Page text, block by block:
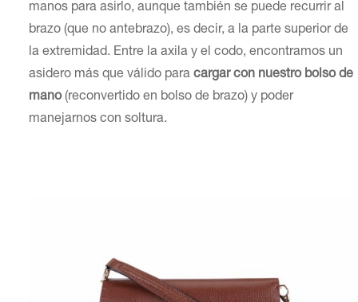
manos para asirlo, aunque también se puede recurrir al
brazo (que no antebrazo), es decir, a la parte superior de
la extremidad. Entre la axila y el codo, encontramos un
asidero más que válido para cargar con nuestro bolso de
mano(reconvertido en bolso de brazo) y poder
manejarnos con soltura.